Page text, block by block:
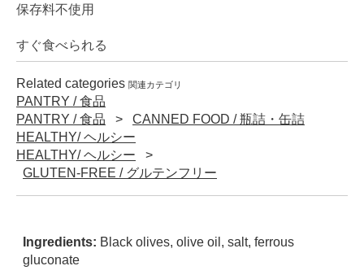
保存料不使用
すぐ食べられる
Related categories 関連カテゴリ
PANTRY / 食品
PANTRY / 食品
CANNED FOOD / 瓶詰・缶詰
HEALTHY/ ヘルシー
HEALTHY/ ヘルシー
GLUTEN-FREE / グルテンフリー
Ingredients: Black olives, olive oil, salt, ferrous
gluconate